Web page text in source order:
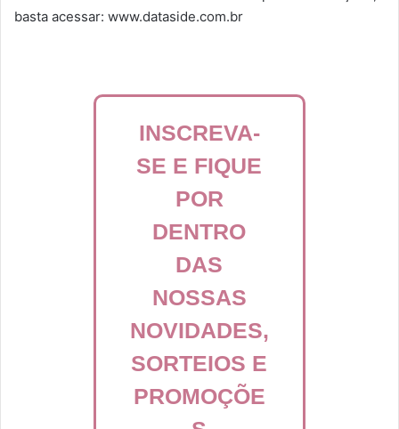
basta acessar: www.dataside.com.br
INSCREVA-
SE E FIQUE
POR
DENTRO
DAS
NOSSAS
NOVIDADES,
SORTEIOS E
PROMOÇÕE